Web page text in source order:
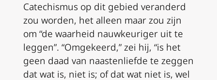
Catechismus op dit gebied veranderd
zou worden, het alleen maar zou zijn
om “de waarheid nauwkeuriger uit te
leggen”. “Omgekeerd,” zei hij, “is het
geen daad van naastenliefde te zeggen
dat wat is, niet is; of dat wat niet is, wel